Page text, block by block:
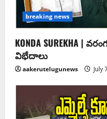
breaking news
KONDA SUREKHA |
విభేదాలు
aakerutelugunews July